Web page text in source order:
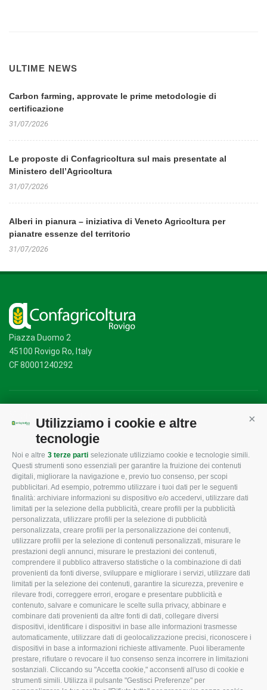
Utilizziamo i cookie e altre
tecnologie
Noi e altre 3 terze parti selezionate utilizziamo cookie e tecnologie simili.
Questi strumenti sono essenziali per garantire la fruizione dei contenuti
digitali, migliorare la navigazione e, previo tuo consenso, per scopi
pubblicitari. Ad esempio, potremmo utilizzare i tuoi dati per le seguenti
finalità: archiviare informazioni su dispositivo e/o accedervi, utilizzare dati
limitati per la selezione della pubblicità, creare profili per la pubblicità
personalizzata, utilizzare profili per la selezione di pubblicità
personalizzata, creare profili per la personalizzazione dei contenuti,
utilizzare profili per la selezione di contenuti personalizzati, misurare le
prestazioni degli annunci, misurare le prestazioni dei contenuti,
comprendere il pubblico attraverso statistiche o la combinazione di dati
provenienti da fonti diverse, sviluppare e migliorare i servizi, utilizzare dati
limitati per la selezione dei contenuti, garantire la sicurezza, prevenire e
rilevare frodi, correggere errori, erogare e presentare pubblicità e
contenuto, salvare e comunicare le scelte sulla privacy, abbinare e
combinare dati provenienti da altre fonti di dati, collegare diversi
dispositivi, identificare i dispositivi in base alle informazioni trasmesse
automaticamente, utilizzare dati di geolocalizzazione precisi, riconoscere i
dispositivi in base a informazioni richieste attivamente. Puoi liberamente
prestare, rifiutare o revocare il tuo consenso senza incorrere in limitazioni
sostanziali. Cliccando su "Accetta cookie," acconsenti all'uso di cookie e
strumenti simili. Utilizza il pulsante "Gestisci Preferenze" per
ULTIME NEWS
Carbon farming, approvate le prime metodologie di
certificazione
31/07/2026
Le proposte di Confagricoltura sul mais presentate al
Ministero dell’Agricoltura
31/07/2026
Alberi in pianura – iniziativa di Veneto Agricoltura per
pianatre essenze del territorio
31/07/2026
Piazza Duomo 2
45100 Rovigo Ro, Italy
CF 80001240292
CONFAGRICOLTURA
ROVIGO
L'Associazione
Missione e Progetto
Organigramma aziendale
I Nostri Servizi
Uffici della Sede
provinciale
Le Sedi di Zona
Agricoltori S.r.l.
Whistleblowing
Confagricoltura Rovigo e
Agricoltori srl
CONFAGRICOLTURA
INFORMA
Tecnico
Fiscale
Lavoro
Ambiente
Associazione
CONFAGRICOLTURA
ATTIVA
Notizie in evidenza
Eventi
Comunicati Stampa
Video